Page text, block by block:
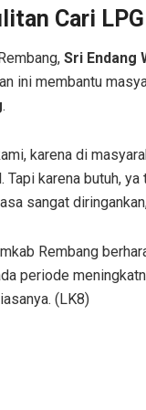
Cari
Sri Endang
ini membantu
.
karena di
Tapi karena butuh,
sangat
Rembang
periode
(LK8)